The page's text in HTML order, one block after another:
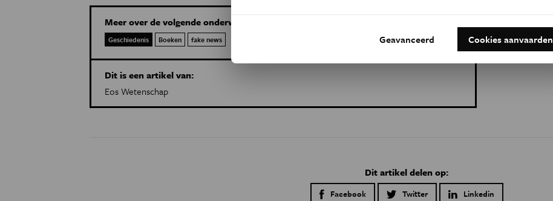
Meer over de volgende onderwerpen:
Geschiedenis Boeken fake news
Dit is een artikel van:
Eos Wetenschap
Dit artikel delen op:
Facebook Twitter Linkedin
Geavanceerd Cookies aanvaarden